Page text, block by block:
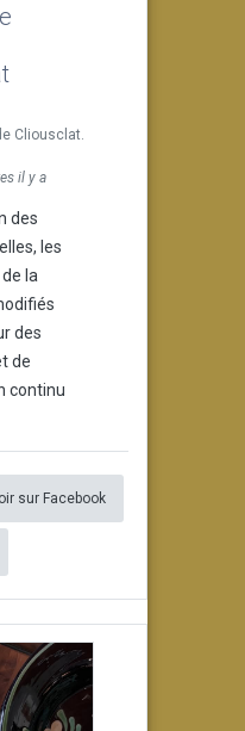
Cliousclat.
il y a
des
les
la
des
de
continu
sur Facebook